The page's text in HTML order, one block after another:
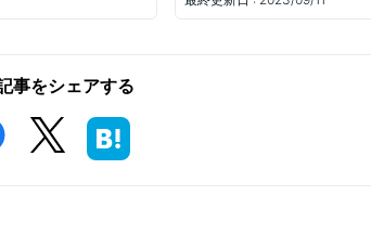
事をシェアする